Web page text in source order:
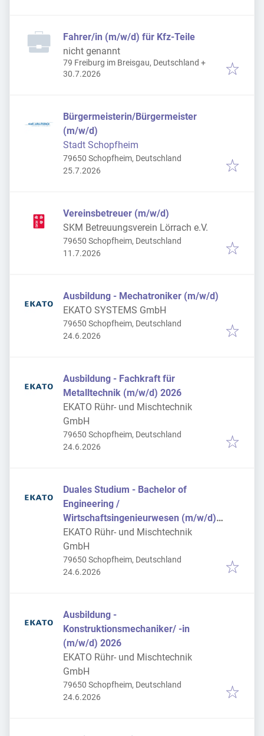
Fahrer/in (m/w/d) für Kfz-Teile
nicht genannt
79 Freiburg im Breisgau, Deutschland +
Veröffentlicht
30.7.2026
Bürgermeisterin/Bürgermeister
(m/w/d)
Stadt Schopfheim
79650 Schopfheim, Deutschland
Veröffentlicht
25.7.2026
Vereinsbetreuer (m/w/d)
SKM Betreuungsverein Lörrach e.V.
79650 Schopfheim, Deutschland
Veröffentlicht
11.7.2026
Ausbildung - Mechatroniker (m/w/d)
EKATO SYSTEMS GmbH
79650 Schopfheim, Deutschland
Veröffentlicht
24.6.2026
Ausbildung - Fachkraft für
Metalltechnik (m/w/d) 2026
EKATO Rühr- und Mischtechnik
GmbH
79650 Schopfheim, Deutschland
Veröffentlicht
24.6.2026
Duales Studium - Bachelor of
Engineering /
Wirtschaftsingenieurwesen (m/w/d)
2026
EKATO Rühr- und Mischtechnik
GmbH
79650 Schopfheim, Deutschland
Veröffentlicht
24.6.2026
Ausbildung -
Konstruktionsmechaniker/ -in
(m/w/d) 2026
EKATO Rühr- und Mischtechnik
GmbH
79650 Schopfheim, Deutschland
Veröffentlicht
24.6.2026